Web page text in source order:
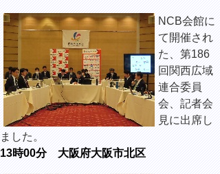
NCB会館に
て開催され
た、第186
回関西広域
連合委員
会、記者会
見に出席し
ました。
13時00分 大阪府大阪市北区